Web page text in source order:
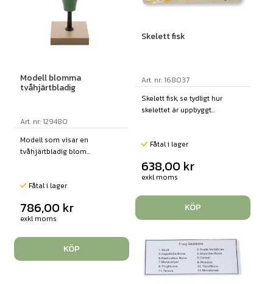
Modell blomma
tvåhjärtbladig
Art. nr: 129480
Modell som visar en
tvåhjärtbladig blom...
Fåtal i lager
786,00 kr
exkl moms
KÖP
Skelett fisk
Art. nr: 168037
Skelett fisk, se tydligt hur
skelettet är uppbyggt...
Fåtal i lager
638,00 kr
exkl moms
KÖP